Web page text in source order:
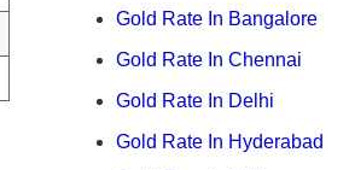
Gold Rate In Bangalore
Gold Rate In Chennai
Gold Rate In Delhi
Gold Rate In Hyderabad